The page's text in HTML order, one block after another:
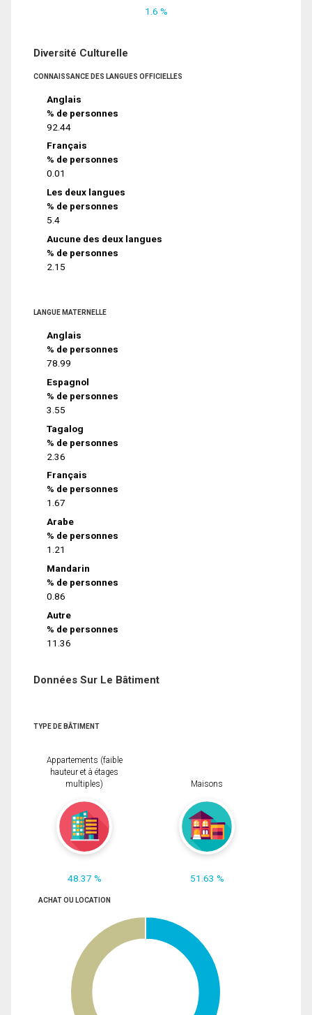
1.6 %
Diversité Culturelle
CONNAISSANCE DES LANGUES OFFICIELLES
Anglais
% de personnes
92.44
Français
% de personnes
0.01
Les deux langues
% de personnes
5.4
Aucune des deux langues
% de personnes
2.15
LANGUE MATERNELLE
Anglais
% de personnes
78.99
Espagnol
% de personnes
3.55
Tagalog
% de personnes
2.36
Français
% de personnes
1.67
Arabe
% de personnes
1.21
Mandarin
% de personnes
0.86
Autre
% de personnes
11.36
Données Sur Le Bâtiment
TYPE DE BÂTIMENT
Appartements (faible
hauteur et à étages
multiples)
48.37 %
Maisons
51.63 %
ACHAT OU LOCATION